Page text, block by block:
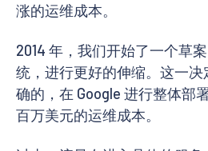
涨的运维成本。
2014 年，我们开始了一个草
统，进行更好的伸缩。这一
确的，在 Google 进行整体部
百万美元的运维成本。